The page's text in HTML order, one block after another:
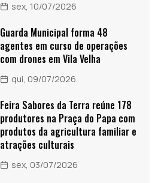
sex, 10/07/2026
Guarda Municipal forma 48
agentes em curso de operações
com drones em Vila Velha
qui, 09/07/2026
Feira Sabores da Terra reúne 178
produtores na Praça do Papa com
produtos da agricultura familiar e
atrações culturais
sex, 03/07/2026